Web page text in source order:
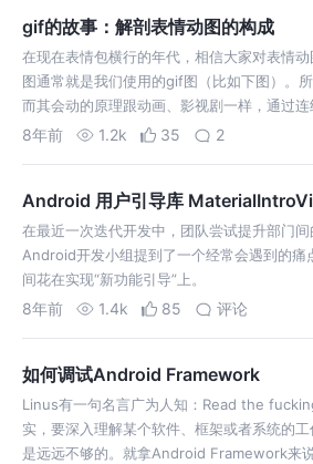
gif的故事：解剖表情动图的构成
在现在表情包横行的年代，相信大家对表情
图通常就是我们使用的gif图（比如下图）。
而其会动的原理跟动画、影视剧一样，通过
感官上认为图片会动。那么gif图片又是如何
8年前 1.2k 35 2
Android 用户引导库
在最近一次迭代开发中，团队尝试提升部门间
Android开发小组提到了一个经常会遇到的痛
间花在实现“新功能引导”上。
8年前 1.4k 85 评论
如何调试Android Framework
Linus有一句名言广为人知：Read the
实，要深入理解某个软件、框架或者系统的
是远远不够的。就拿Android Framework来